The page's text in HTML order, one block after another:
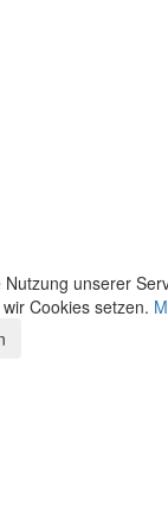
unserer
Cookies setzen.